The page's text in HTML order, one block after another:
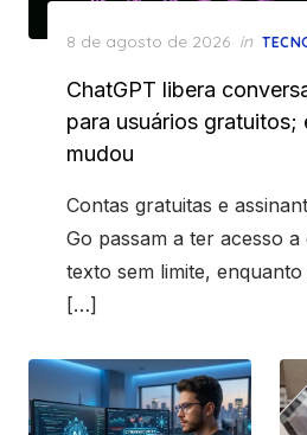
Posted
8 de agosto de 2026 in
ChatGPT libera
para usuários gratuitos;
mudou
Contas gratuitas e
Go passam a ter acesso
texto sem limite,
[…]